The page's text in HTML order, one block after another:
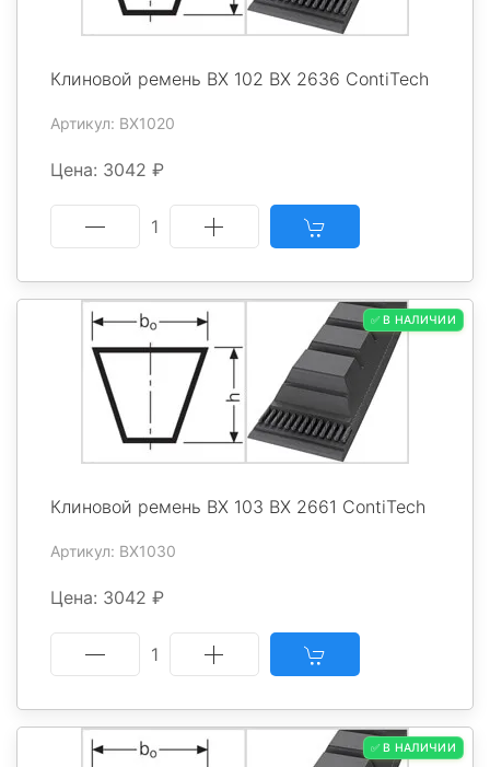
Клиновой ремень BX 102 BX 2636 ContiTech
Артикул: BX1020
Цена: 3042 ₽
1
✅ В НАЛИЧИИ
Клиновой ремень BX 103 BX 2661 ContiTech
Артикул: BX1030
Цена: 3042 ₽
1
✅ В НАЛИЧИИ